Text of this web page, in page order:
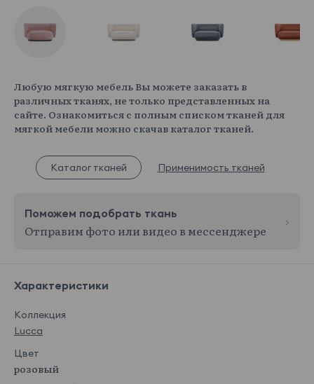
Любую мягкую мебель Вы можете заказать в
различных тканях, не только представленных на
сайте. Ознакомиться с полным списком тканей для
мягкой мебели можно скачав каталог тканей.
Каталог тканей Применимость тканей
Поможем подобрать ткань
Отправим фото или видео в мессенджере
Характеристики
Коллекция
Lucca
Цвет
розовый